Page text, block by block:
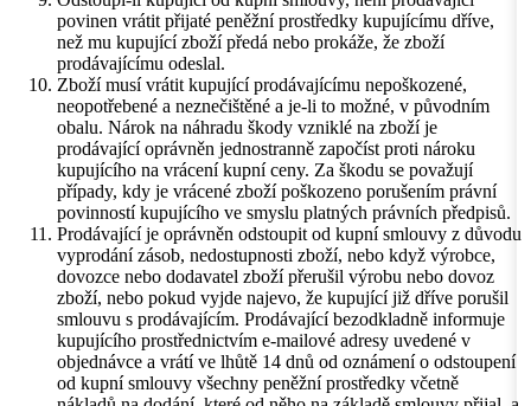
povinen vrátit přijaté peněžní prostředky kupujícímu dříve,
než mu kupující zboží předá nebo prokáže, že zboží
prodávajícímu odeslal.
Zboží musí vrátit kupující prodávajícímu nepoškozené,
neopotřebené a neznečištěné a je-li to možné, v původním
obalu. Nárok na náhradu škody vzniklé na zboží je
prodávající oprávněn jednostranně započíst proti nároku
kupujícího na vrácení kupní ceny. Za škodu se považují
případy, kdy je vrácené zboží poškozeno porušením právní
povinností kupujícího ve smyslu platných právních předpisů.
Prodávající je oprávněn odstoupit od kupní smlouvy z důvodu
vyprodání zásob, nedostupnosti zboží, nebo když výrobce,
dovozce nebo dodavatel zboží přerušil výrobu nebo dovoz
zboží, nebo pokud vyjde najevo, že kupující již dříve porušil
smlouvu s prodávajícím. Prodávající bezodkladně informuje
kupujícího prostřednictvím e-mailové adresy uvedené v
objednávce a vrátí ve lhůtě 14 dnů od oznámení o odstoupení
od kupní smlouvy všechny peněžní prostředky včetně